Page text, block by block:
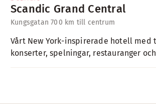
Scandic Grand Central
Kungsgatan 700 km till centrum
Vårt New York-inspirerade hotell
konserter, spelningar, restauranger